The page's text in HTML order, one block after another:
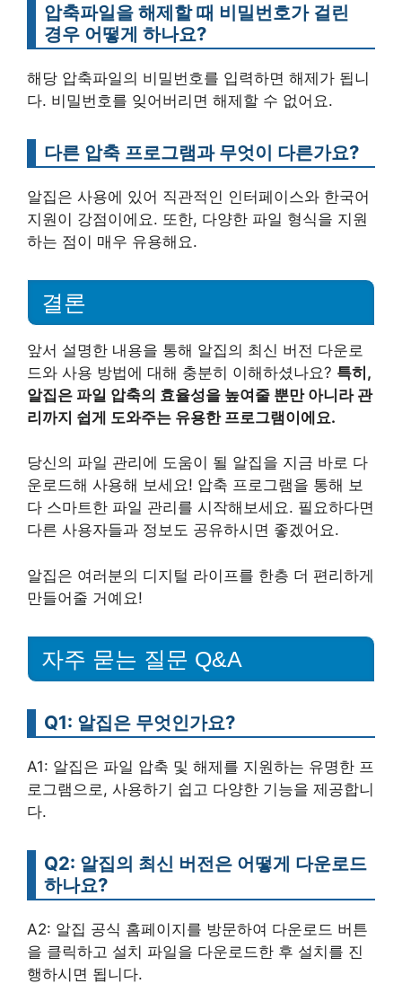
압축파일을 해제할 때 비밀번호가 걸린
경우 어떻게 하나요?
해당 압축파일의 비밀번호를 입력하면 해제가 됩니
다. 비밀번호를 잊어버리면 해제할 수 없어요.
다른 압축 프로그램과 무엇이 다른가요?
알집은 사용에 있어 직관적인 인터페이스와 한국어
지원이 강점이에요. 또한, 다양한 파일 형식을 지원
하는 점이 매우 유용해요.
결론
앞서 설명한 내용을 통해 알집의 최신 버전 다운로
드와 사용 방법에 대해 충분히 이해하셨나요? 특히,
알집은 파일 압축의 효율성을 높여줄 뿐만 아니라 관
리까지 쉽게 도와주는 유용한 프로그램이에요.
당신의 파일 관리에 도움이 될 알집을 지금 바로 다
운로드해 사용해 보세요! 압축 프로그램을 통해 보
다 스마트한 파일 관리를 시작해보세요. 필요하다면
다른 사용자들과 정보도 공유하시면 좋겠어요.
알집은 여러분의 디지털 라이프를 한층 더 편리하게
만들어줄 거예요!
자주 묻는 질문 Q&A
Q1: 알집은 무엇인가요?
A1: 알집은 파일 압축 및 해제를 지원하는 유명한 프
로그램으로, 사용하기 쉽고 다양한 기능을 제공합니
다.
Q2: 알집의 최신 버전은 어떻게 다운로드
하나요?
A2: 알집 공식 홈페이지를 방문하여 다운로드 버튼
을 클릭하고 설치 파일을 다운로드한 후 설치를 진
행하시면 됩니다.